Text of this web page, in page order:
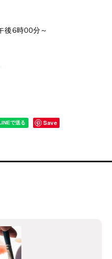
後6時00分～
Save